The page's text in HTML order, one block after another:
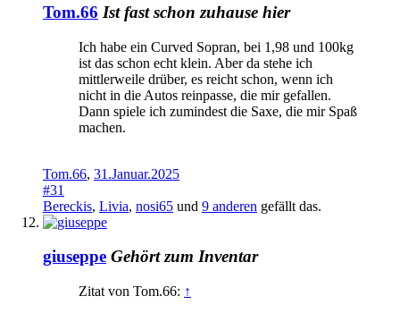
Tom.66 Ist fast schon zuhause hier
Ich habe ein Curved Sopran, bei 1,98 und 100kg
ist das schon echt klein. Aber da stehe ich
mittlerweile drüber, es reicht schon, wenn ich
nicht in die Autos reinpasse, die mir gefallen.
Dann spiele ich zumindest die Saxe, die mir Spaß
machen.
Tom.66, 31.Januar.2025
#31
Bereckis, Livia, nosi65 und 9 anderen gefällt das.
giuseppe Gehört zum Inventar
Zitat von Tom.66: ↑